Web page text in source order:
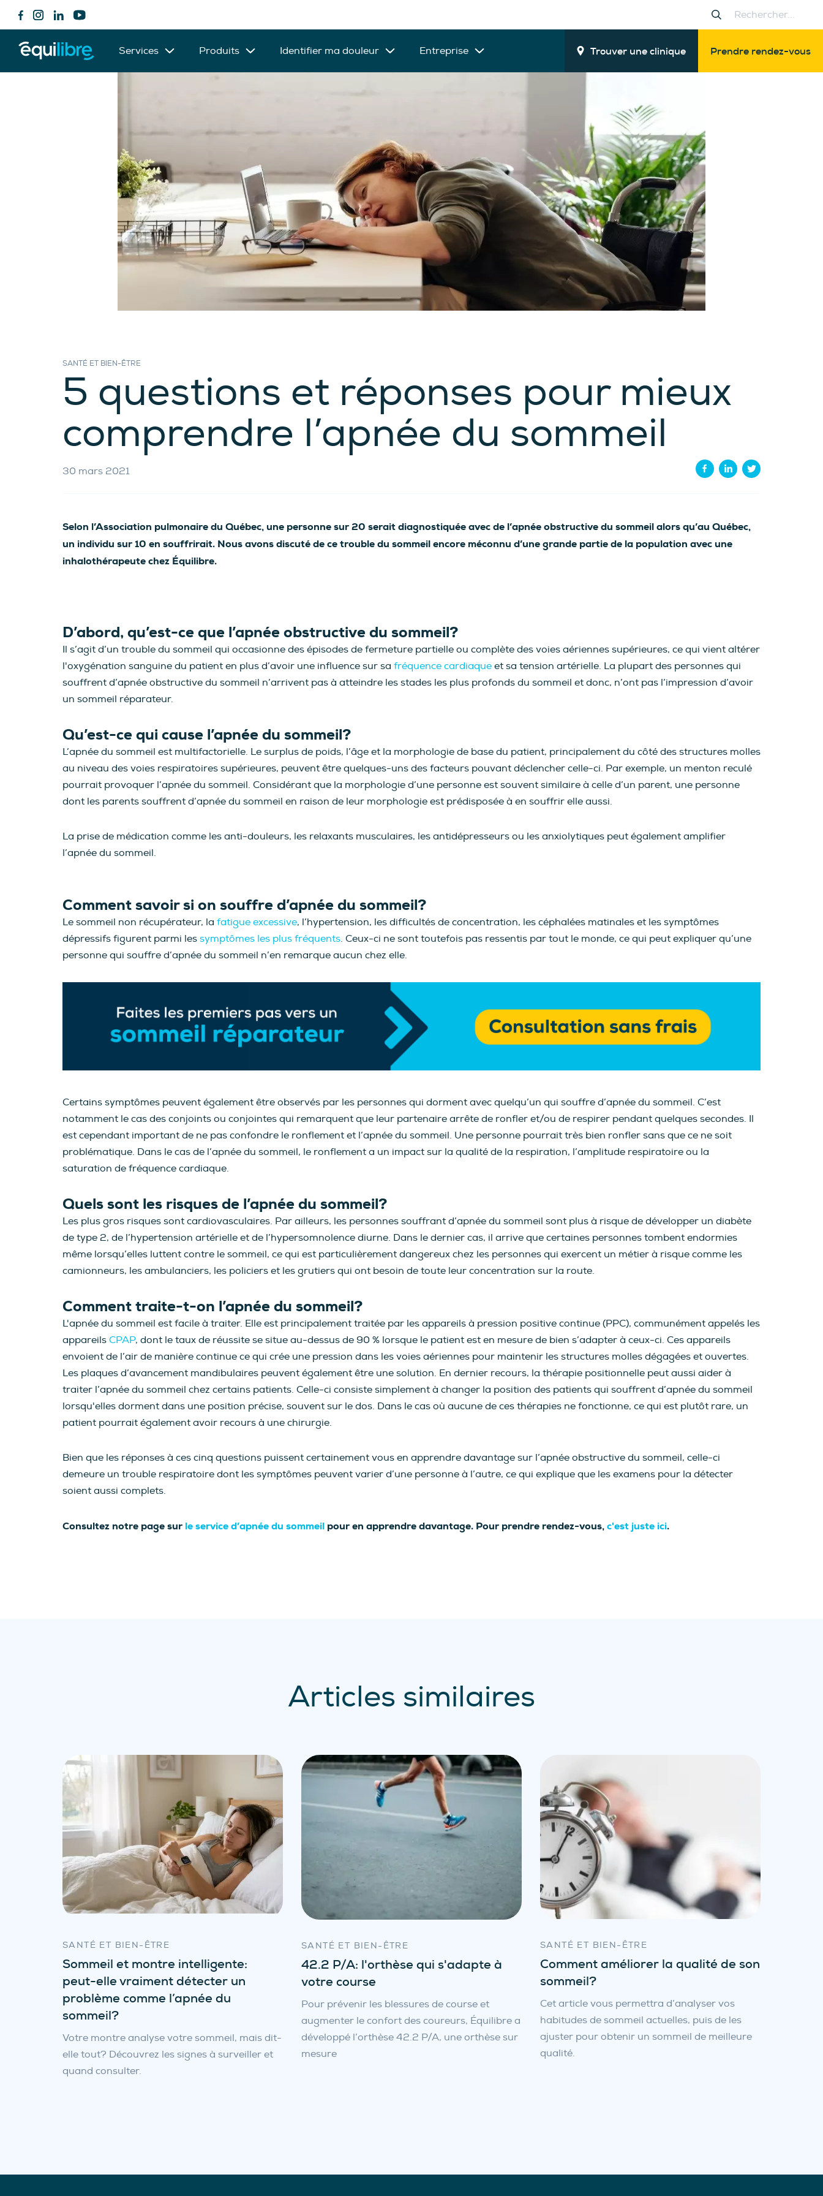
Services Produits Identifier ma douleur Entreprise Trouver une clinique Prendre rendez-vous
SANTÉ ET BIEN-ÊTRE
5 questions et réponses pour mieux
comprendre l’apnée du sommeil
30 mars 2021
Selon l’Association pulmonaire du Québec, une personne sur 20 serait diagnostiquée avec de l’apnée obstructive du sommeil alors qu’au Québec,
un individu sur 10 en souffrirait. Nous avons discuté de ce trouble du sommeil encore méconnu d’une grande partie de la population avec une
inhalothérapeute chez Équilibre.
D’abord, qu’est-ce que l’apnée obstructive du sommeil?
Il s’agit d’un trouble du sommeil qui occasionne des épisodes de fermeture partielle ou complète des voies aériennes supérieures, ce qui vient altérer
l'oxygénation sanguine du patient en plus d’avoir une influence sur sa fréquence cardiaque et sa tension artérielle. La plupart des personnes qui
souffrent d’apnée obstructive du sommeil n’arrivent pas à atteindre les stades les plus profonds du sommeil et donc, n’ont pas l’impression d’avoir
un sommeil réparateur.
Qu’est-ce qui cause l’apnée du sommeil?
L’apnée du sommeil est multifactorielle. Le surplus de poids, l’âge et la morphologie de base du patient, principalement du côté des structures molles
au niveau des voies respiratoires supérieures, peuvent être quelques-uns des facteurs pouvant déclencher celle-ci. Par exemple, un menton reculé
pourrait provoquer l’apnée du sommeil. Considérant que la morphologie d’une personne est souvent similaire à celle d’un parent, une personne
dont les parents souffrent d’apnée du sommeil en raison de leur morphologie est prédisposée à en souffrir elle aussi.
La prise de médication comme les anti-douleurs, les relaxants musculaires, les antidépresseurs ou les anxiolytiques peut également amplifier
l’apnée du sommeil.
Comment savoir si on souffre d’apnée du sommeil?
Le sommeil non récupérateur, la fatigue excessive, l’hypertension, les difficultés de concentration, les céphalées matinales et les symptômes
dépressifs figurent parmi les symptômes les plus fréquents. Ceux-ci ne sont toutefois pas ressentis par tout le monde, ce qui peut expliquer qu’une
personne qui souffre d’apnée du sommeil n’en remarque aucun chez elle.
Certains symptômes peuvent également être observés par les personnes qui dorment avec quelqu’un qui souffre d’apnée du sommeil. C’est
notamment le cas des conjoints ou conjointes qui remarquent que leur partenaire arrête de ronfler et/ou de respirer pendant quelques secondes. Il
est cependant important de ne pas confondre le ronflement et l’apnée du sommeil. Une personne pourrait très bien ronfler sans que ce ne soit
problématique. Dans le cas de l’apnée du sommeil, le ronflement a un impact sur la qualité de la respiration, l’amplitude respiratoire ou la
saturation de fréquence cardiaque.
Quels sont les risques de l’apnée du sommeil?
Les plus gros risques sont cardiovasculaires. Par ailleurs, les personnes souffrant d’apnée du sommeil sont plus à risque de développer un diabète
de type 2, de l’hypertension artérielle et de l’hypersomnolence diurne. Dans le dernier cas, il arrive que certaines personnes tombent endormies
même lorsqu’elles luttent contre le sommeil, ce qui est particulièrement dangereux chez les personnes qui exercent un métier à risque comme les
camionneurs, les ambulanciers, les policiers et les grutiers qui ont besoin de toute leur concentration sur la route.
Comment traite-t-on l’apnée du sommeil?
L'apnée du sommeil est facile à traiter. Elle est principalement traitée par les appareils à pression positive continue (PPC), communément appelés les
appareils CPAP, dont le taux de réussite se situe au-dessus de 90 % lorsque le patient est en mesure de bien s’adapter à ceux-ci. Ces appareils
envoient de l’air de manière continue ce qui crée une pression dans les voies aériennes pour maintenir les structures molles dégagées et ouvertes.
Les plaques d’avancement mandibulaires peuvent également être une solution. En dernier recours, la thérapie positionnelle peut aussi aider à
traiter l’apnée du sommeil chez certains patients. Celle-ci consiste simplement à changer la position des patients qui souffrent d’apnée du sommeil
lorsqu'elles dorment dans une position précise, souvent sur le dos. Dans le cas où aucune de ces thérapies ne fonctionne, ce qui est plutôt rare, un
patient pourrait également avoir recours à une chirurgie.
Bien que les réponses à ces cinq questions puissent certainement vous en apprendre davantage sur l’apnée obstructive du sommeil, celle-ci
demeure un trouble respiratoire dont les symptômes peuvent varier d’une personne à l’autre, ce qui explique que les examens pour la détecter
soient aussi complets.
Consultez notre page sur le service d’apnée du sommeil pour en apprendre davantage. Pour prendre rendez-vous,c'est juste ici.
Articles similaires
SANTÉ ET BIEN-ÊTRE
Sommeil et montre intelligente:
peut-elle vraiment détecter un
problème comme l’apnée du
sommeil?
Votre montre analyse votre sommeil, mais dit-
elle tout? Découvrez les signes à surveiller et
quand consulter.
SANTÉ ET BIEN-ÊTRE
42.2 P/A: l'orthèse qui s'adapte à
votre course
Pour prévenir les blessures de course et
augmenter le confort des coureurs, Équilibre a
développé l’orthèse 42.2 P/A, une orthèse sur
mesure
SANTÉ ET BIEN-ÊTRE
Comment améliorer la qualité de son
sommeil?
Cet article vous permettra d’analyser vos
habitudes de sommeil actuelles, puis de les
ajuster pour obtenir un sommeil de meilleure
qualité.